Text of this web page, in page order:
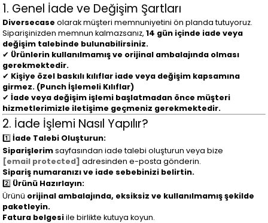
1. Genel İade ve Değişim Şartları
Diversecase olarak müşteri memnuniyetini ön planda tutuyoruz.
Siparişinizden memnun kalmazsanız,14 gün içinde iade veya
değişim talebinde bulunabilirsiniz.
✔ Ürünlerin kullanılmamış ve orijinal ambalajında olması
gerekmektedir.
✔ Kişiye özel baskılı kılıflar iade veya değişim kapsamına
girmez. (Punch İşlemeli Kılıflar)
✔İade veya değişim işlemi başlatmadan önce müşteri
hizmetlerimizle iletişime geçmeniz gerekmektedir.
2. İade İşlemi Nasıl Yapılır?
1️⃣İade Talebi Oluşturun:
Siparişlerimsayfasından iade talebi oluşturun veya bize
[email protected] adresinden e-posta gönderin.
Sipariş numaranızı ve iade sebebinizi belirtin.
2️⃣ Ürünü Hazırlayın:
Ürünü orijinal ambalajında, eksiksiz ve kullanılmamış şekilde
paketleyin.
Fatura belgesiile birlikte kutuya koyun.